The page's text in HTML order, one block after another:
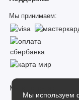
Мы используем
Мы принимаем:
Мы в соцсетях: